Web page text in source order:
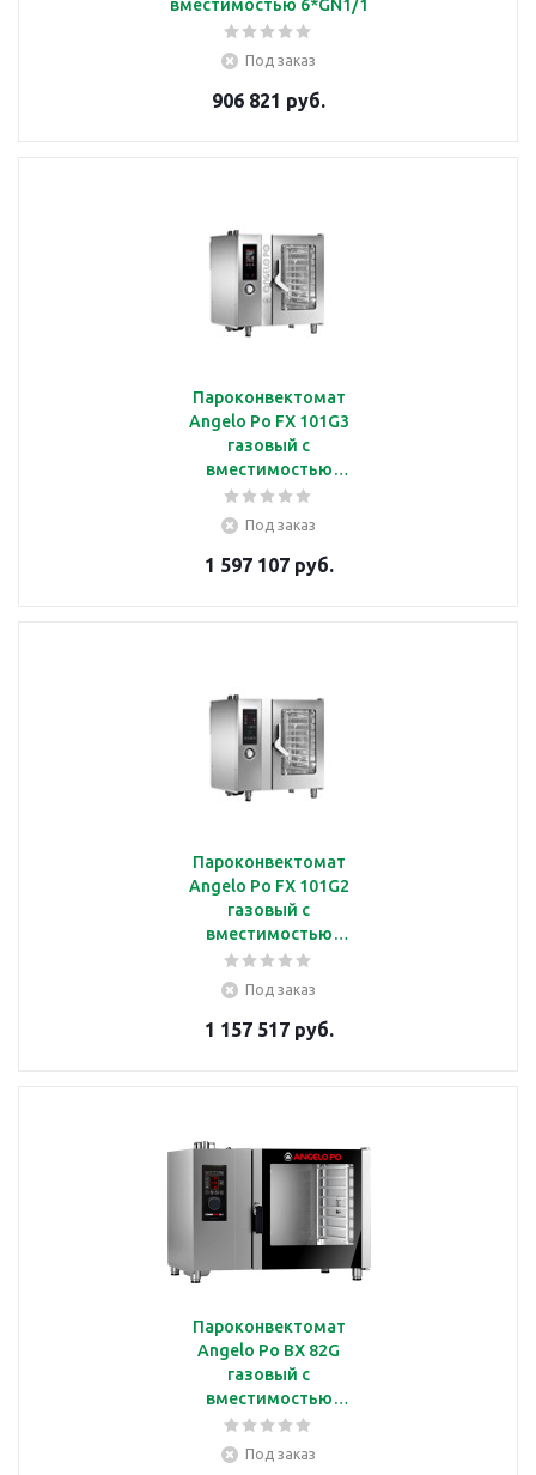
вместимостью 6*GN1/1
Под заказ
906 821 руб.
Пароконвектомат
Angelo Po FX 101G3
газовый с
вместимостью
10*GN1/1
Под заказ
1 597 107 руб.
Пароконвектомат
Angelo Po FX 101G2
газовый с
вместимостью
10*GN1/1
Под заказ
1 157 517 руб.
Пароконвектомат
Angelo Po BX 82G
газовый с
вместимостью
16*GN1/1
Под заказ